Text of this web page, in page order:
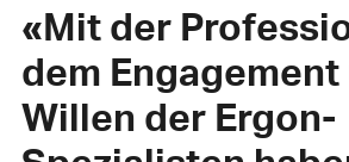
«Mit der
dem
Willen der Ergon-